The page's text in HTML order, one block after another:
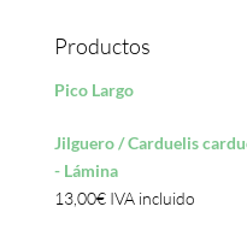
Productos
Pico Largo
Jilguero / Carduelis
- Lámina
13,00€ IVA incluido